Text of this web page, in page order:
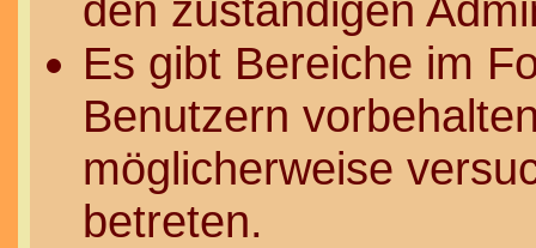
Es gibt Bereiche im
Benutzern
möglicherweise
betreten.